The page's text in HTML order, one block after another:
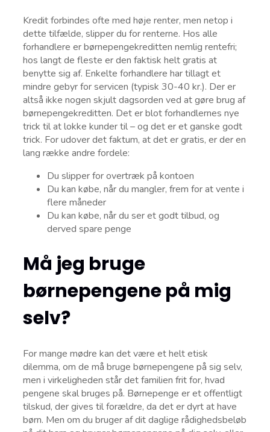
Kredit forbindes ofte med høje renter, men netop i
dette tilfælde, slipper du for renterne. Hos alle
forhandlere er børnepengekreditten nemlig rentefri;
hos langt de fleste er den faktisk helt gratis at
benytte sig af. Enkelte forhandlere har tillagt et
mindre gebyr for servicen (typisk 30-40 kr.). Der er
altså ikke nogen skjult dagsorden ved at gøre brug af
børnepengekreditten. Det er blot forhandlernes nye
trick til at lokke kunder til – og det er et ganske godt
trick. For udover det faktum, at det er gratis, er der en
lang række andre fordele:
Du slipper for overtræk på kontoen
Du kan købe, når du mangler, frem for at vente i
flere måneder
Du kan købe, når du ser et godt tilbud, og
derved spare penge
Må jeg bruge
børnepengene på mig
selv?
For mange mødre kan det være et helt etisk
dilemma, om de må bruge børnepengene på sig selv,
men i virkeligheden står det familien frit for, hvad
pengene skal bruges på. Børnepenge er et offentligt
tilskud, der gives til forældre, da det er dyrt at have
børn. Men om du bruger af dit daglige rådighedsbeløb